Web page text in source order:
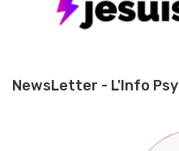
NewsLetter - L'Info Psy